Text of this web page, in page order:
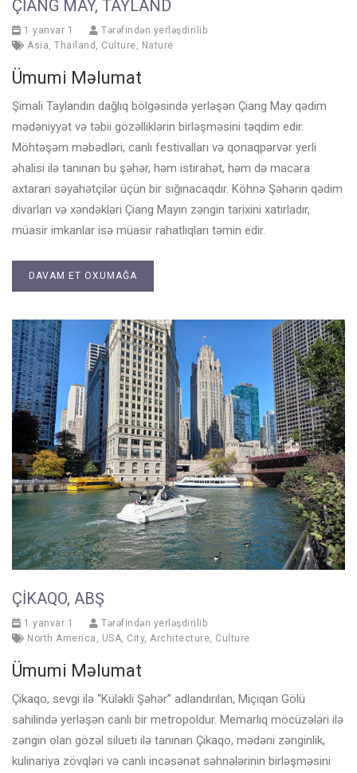
ÇIANG MAY, TAYLAND
1 yanvar 1
Tərəfindən yerləşdirilib
Asia, Thailand , Culture, Nature
Ümumi Məlumat
Şimali Taylandın dağlıq bölgəsində yerləşən Çiang May qədim
mədəniyyət və təbii gözəlliklərin birləşməsini təqdim edir.
Möhtəşəm məbədləri, canlı festivalları və qonaqpərvər yerli
əhalisi ilə tanınan bu şəhər, həm istirahət, həm də macəra
axtaran səyahətçilər üçün bir sığınacaqdır. Köhnə Şəhərin qədim
divarları və xəndəkləri Çiang Mayın zəngin tarixini xatırladır,
müasir imkanlar isə müasir rahatlıqları təmin edir.
DAVAM ET OXUMAĞA
ÇIKAQO, ABŞ
1 yanvar 1
Tərəfindən yerləşdirilib
North America
USA City, Architecture Culture
Ümumi Məlumat
Çikaqo, sevgi ilə “Küləkli Şəhər” adlandırılan, Miçiqan Gölü
sahilində yerləşən canlı bir metropoldur. Memarlıq möcüzələri ilə
zəngin olan gözəl silueti ilə tanınan Çikaqo, mədəni zənginlik,
kulinariya zövqləri və canlı incəsənət səhnələrinin birləşməsini